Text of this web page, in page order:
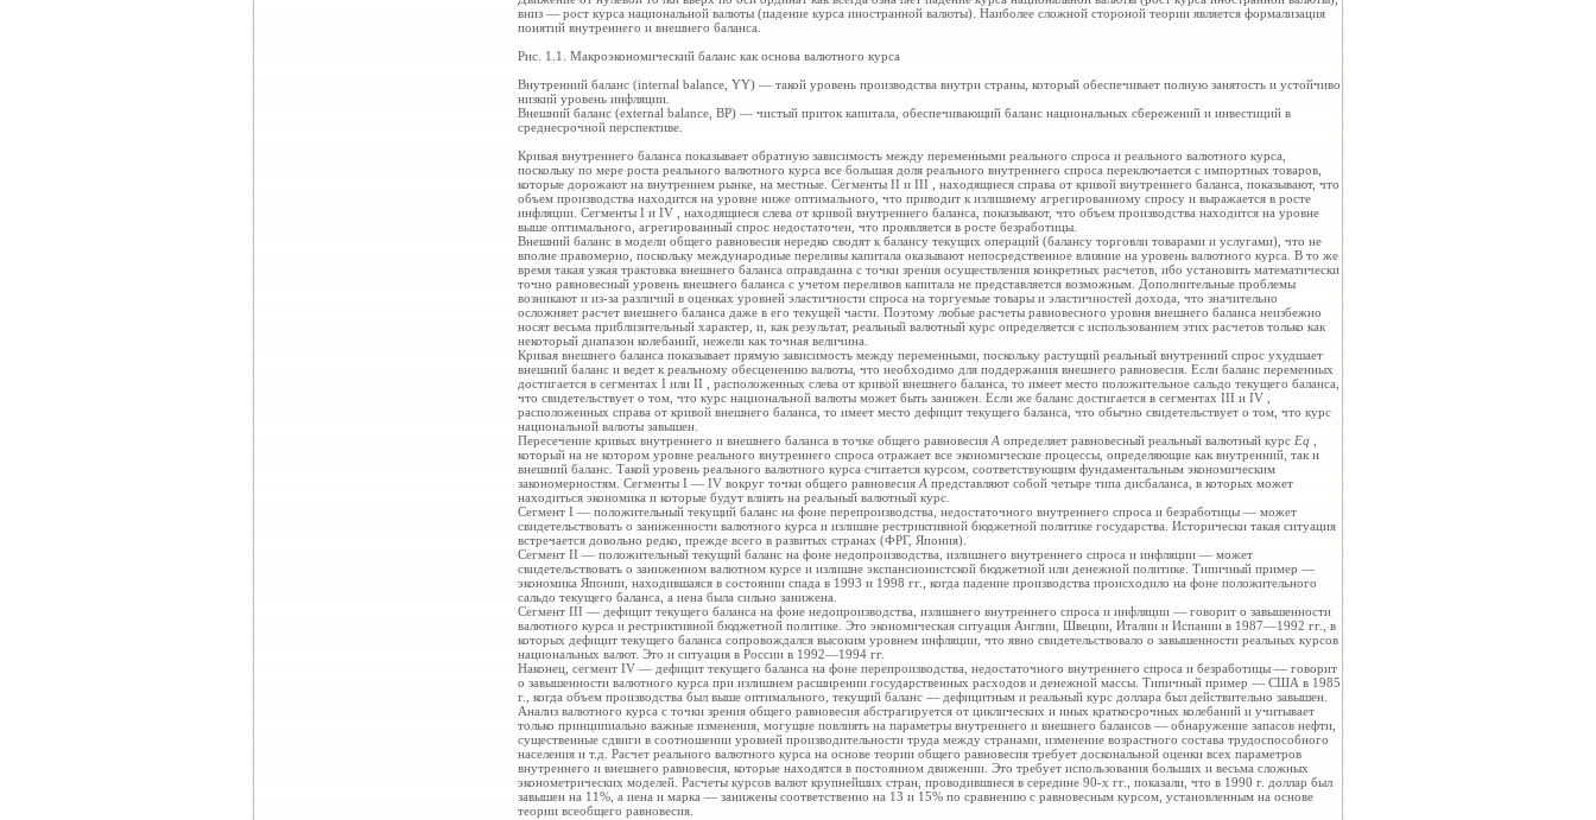
вниз — рост курса национальной валюты (падение курса иностранной валюты). Наиболее сложной стороной теории является формализация
понятий внутреннего и внешнего баланса.
Рис. 1.1. Макроэкономический баланс как основа валютного курса
Внутренний баланс (internal balance, YY) — такой уровень производства внутри страны, который обеспечивает полную занятость и устойчиво
низкий уровень инфляции.
Внешний баланс (external balance, ВР) — чистый приток капитала, обеспечивающий баланс национальных сбережений и инвестиций в
среднесрочной перспективе.
Кривая внутреннего баланса показывает обратную зависимость между переменными реального спроса и реального валютного курса,
поскольку по мере роста реального валютного курса все большая доля реального внутреннего спроса переключается с импортных товаров,
которые дорожают на внутреннем рынке, на местные. Сегменты II и III , находящиеся справа от кривой внутреннего баланса, показывают, что
объем производства находится на уровне ниже оптимального, что приводит к излишнему агрегированному спросу и выражается в росте
инфляции. Сегменты I и IV , находящиеся слева от кривой внутреннего баланса, показывают, что объем производства находится на уровне
выше оптимального, агрегированный спрос недостаточен, что проявляется в росте безработицы.
Внешний баланс в модели общего равновесия нередко сводят к балансу текущих операций (балансу торговли товарами и услугами), что не
вполне правомерно, поскольку международные переливы капитала оказывают непосредственное влияние на уровень валютного курса. В то же
время такая узкая трактовка внешнего баланса оправданна с точки зрения осуществления конкретных расчетов, ибо установить математически
точно равновесный уровень внешнего баланса с учетом переливов капитала не представляется возможным. Дополнительные проблемы
возникают и из-за различий в оценках уровней эластичности спроса на торгуемые товары и эластичностей дохода, что значительно
осложняет расчет внешнего баланса даже в его текущей части. Поэтому любые расчеты равновесного уровня внешнего баланса неизбежно
носят весьма приблизительный характер, и, как результат, реальный валютный курс определяется с использованием этих расчетов только как
некоторый диапазон колебаний, нежели как точная величина.
Кривая внешнего баланса показывает прямую зависимость между переменными, поскольку растущий реальный внутренний спрос ухудшает
внешний баланс и ведет к реальному обесценению валюты, что необходимо для поддержания внешнего равновесия. Если баланс переменных
достигается в сегментах I или II , расположенных слева от кривой внешнего баланса, то имеет место положительное сальдо текущего баланса,
что свидетельствует о том, что курс национальной валюты может быть занижен. Если же баланс достигается в сегментах III и IV ,
расположенных справа от кривой внешнего баланса, то имеет место дефицит текущего баланса, что обычно свидетельствует о том, что курс
национальной валюты завышен.
Пересечение кривых внутреннего и внешнего баланса в точке общего равновесия А определяет равновесный реальный валютный курс Еq
который на не котором уровне реального внутреннего спроса отражает все экономические процессы, определяющие как внутренний, так и
внешний баланс. Такой уровень реального валютного курса считается курсом, соответствующим фундаментальным экономическим
закономерностям. Сегменты I — IV вокруг точки общего равновесия А представляют собой четыре типа дисбаланса, в которых может
находиться экономика и которые будут влиять на реальный валютный курс.
Сегмент I — положительный текущий баланс на фоне перепроизводства, недостаточного внутреннего спроса и безработицы — может
свидетельствовать о заниженности валютного курса и излишне рестриктивной бюджетной политике государства. Исторически такая ситуация
встречается довольно редко, прежде всего в развитых странах (ФРГ, Япония).
Сегмент II — положительный текущий баланс на фоне недопроизводства, излишнего внутреннего спроса и инфляции — может
свидетельствовать о заниженном валютном курсе и излишне экспансионистской бюджетной или денежной политике. Типичный пример —
экономика Японии, находившаяся в состоянии спада в 1993 и 1998 гг., когда падение производства происходило на фоне положительного
сальдо текущего баланса, а иена была сильно занижена.
Сегмент III — дефицит текущего баланса на фоне недопроизводства, излишнего внутреннего спроса и инфляции — говорит о завышенности
валютного курса и рестриктивной бюджетной политике. Это экономическая ситуация Англии, Швеции, Италии и Испании в 1987—1992 гг., в
которых дефицит текущего баланса сопровождался высоким уровнем инфляции, что явно свидетельствовало о завышенности реальных курсов
национальных валют. Это и ситуация в России в 1992—1994 гг.
Наконец, сегмент IV — дефицит текущего баланса на фоне перепроизводства, недостаточного внутреннего спроса и безработицы — говорит
о завышенности валютного курса при излишнем расширении государственных расходов и денежной массы. Типичный пример — США в 1985
г., когда объем производства был выше оптимального, текущий баланс — дефицитным и реальный курс доллара был действительно завышен.
Анализ валютного курса с точки зрения общего равновесия абстрагируется от циклических и иных краткосрочных колебаний и учитывает
только принципиально важные изменения, могущие повлиять на параметры внутреннего и внешнего балансов — обнаружение запасов нефти,
существенные сдвиги в соотношении уровней производительности труда между странами, изменение возрастного состава трудоспособного
населения и т.д. Расчет реального валютного курса на основе теории общего равновесия требует доскональной оценки всех параметров
внутреннего и внешнего равновесия, которые находятся в постоянном движении. Это требует использования больших и весьма сложных
эконометрических моделей. Расчеты курсов валют крупнейших стран, проводившиеся в середине 90-х гг., показали, что в 1990 г. доллар был
завышен на 11%, а иена и марка — занижены соответственно на 13 и 15% по сравнению с равновесным курсом, установленным на основе
теории всеобщего равновесия.